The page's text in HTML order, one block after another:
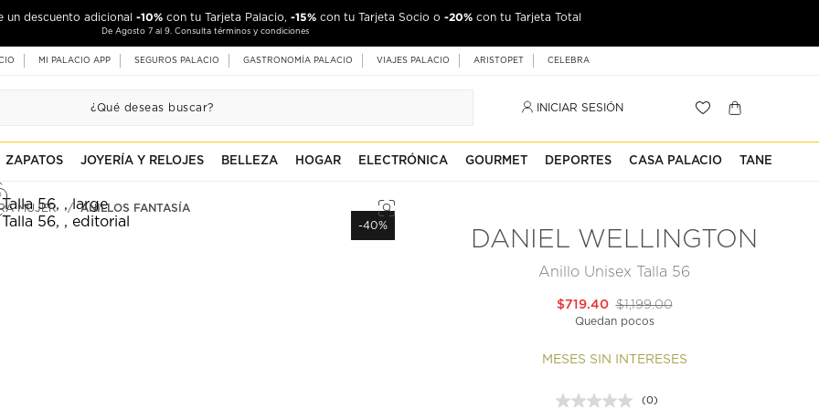
un descuento adicional -10% con tu Tarjeta Palacio, -15% con tu Tarjeta Socio o -20% con tu Tarjeta Total
De Agosto 7 al 9. Consulta términos y condiciones
MI PALACIO APP SEGUROS PALACIO GASTRONOMÍA PALACIO VIAJES PALACIO ARISTOPET CELEBRA
INICIAR SESIÓN
ZAPATOS JOYERÍA Y RELOJES BELLEZA HOGAR ELECTRÓNICA GOURMET DEPORTES CASA PALACIO TANE
MUJER
ANILLOS FANTASÍA
-40%
DANIEL WELLINGTON
Anillo Unisex Talla 56
$1,199.00
$719.40
Quedan pocos
MESES SIN INTERESES
(0)